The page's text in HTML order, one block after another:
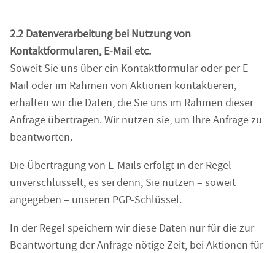
2.2 Datenverarbeitung bei Nutzung von
Kontaktformularen, E-Mail etc.
Soweit Sie uns über ein Kontaktformular oder per E-
Mail oder im Rahmen von Aktionen kontaktieren,
erhalten wir die Daten, die Sie uns im Rahmen dieser
Anfrage übertragen. Wir nutzen sie, um Ihre Anfrage zu
beantworten.
Die Übertragung von E-Mails erfolgt in der Regel
unverschlüsselt, es sei denn, Sie nutzen – soweit
angegeben – unseren PGP-Schlüssel.
In der Regel speichern wir diese Daten nur für die zur
Beantwortung der Anfrage nötige Zeit, bei Aktionen für